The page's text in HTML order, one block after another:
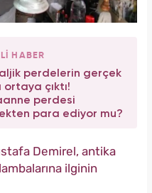
HABER
perdelerin gerçek
ortaya çıktı!
perdesi
para ediyor mu?
Demirel, antika
ilginin